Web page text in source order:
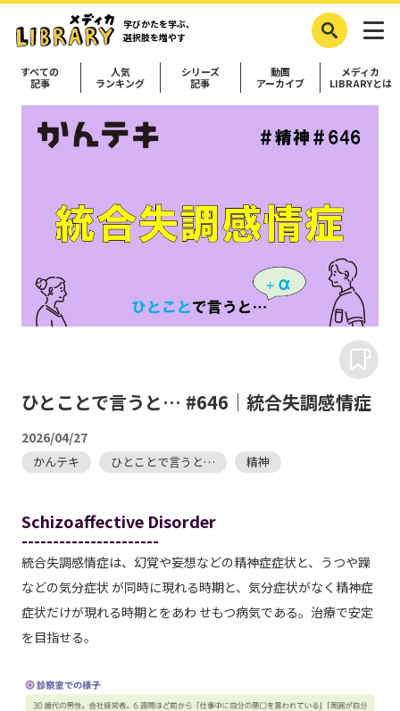
学びかたを学ぶ、
選択肢を増やす
すべての
記事
人気
ランキング
シリーズ
記事
動画
アーカイブ
メディカ
LIBRARYとは
ひとことで言うと… #646｜統合失調感情症
2026/04/27
かんテキ ひとことで言うと… 精神
Schizoaffective Disorder
----------------------
統合失調感情症は、幻覚や妄想などの精神症症状と、うつや躁
などの気分症状 が同時に現れる時期と、気分症状がなく精神症
症状だけが現れる時期とをあわ せもつ病気である。治療で安定
を目指せる。